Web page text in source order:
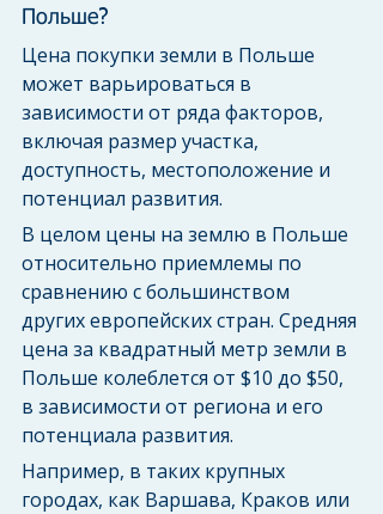
Польше?
Цена покупки земли в Польше
может варьироваться в
зависимости от ряда факторов,
включая размер участка,
доступность, местоположение и
потенциал развития.
В целом цены на землю в Польше
относительно приемлемы по
сравнению с большинством
других европейских стран. Средняя
цена за квадратный метр земли в
Польше колеблется от $10 до $50,
в зависимости от региона и его
потенциала развития.
Например, в таких крупных
городах, как Варшава, Краков или